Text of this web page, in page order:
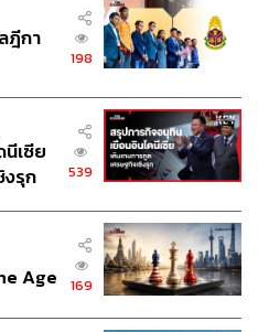
ฎีกา
198
เซีย
งรุก
539
Age
169